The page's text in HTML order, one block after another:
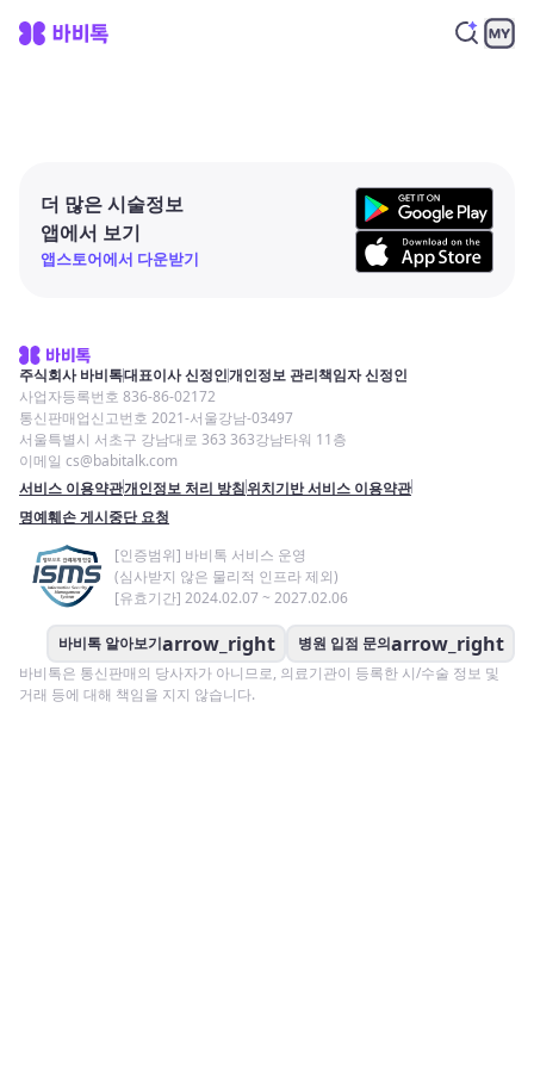
더 많은 시술정보
앱에서 보기
앱스토어에서 다운받기
주식회사 바비톡대표이사 신정인개인정보 관리책임자 신정인
사업자등록번호 836-86-02172
통신판매업신고번호 2021-서울강남-03497
서울특별시 서초구 강남대로 363 363강남타워 11층
이메일 cs@babitalk.com
서비스 이용약관개인정보 처리 방침위치기반 서비스 이용약관
명예훼손 게시중단 요청
[인증범위] 바비톡 서비스 운영
(심사받지 않은 물리적 인프라 제외)
[유효기간] 2024.02.07 ~ 2027.02.06
바비톡 알아보기arrow_right 병원 입점 문의arrow_right
바비톡은 통신판매의 당사자가 아니므로, 의료기관이 등록한 시/수술 정보 및
거래 등에 대해 책임을 지지 않습니다.